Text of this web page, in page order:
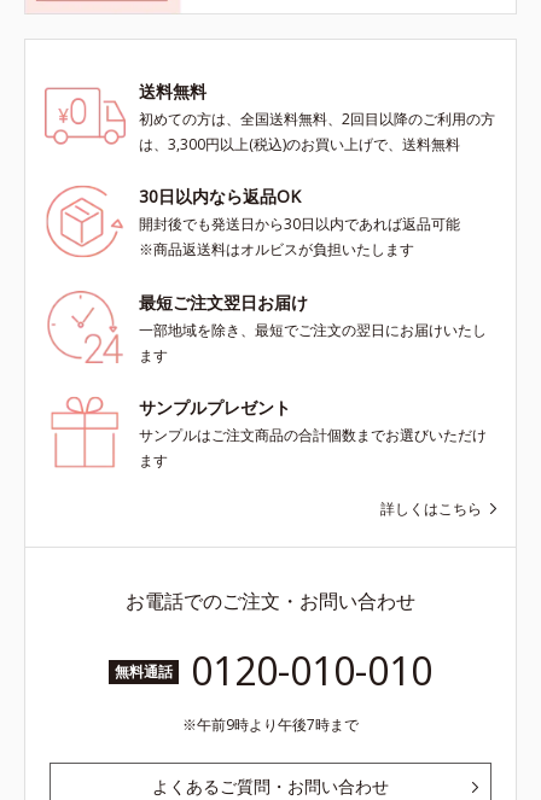
送料無料
初めての方は、全国送料無料、2回目以降のご利用の方
は、3,300円以上(税込)のお買い上げで、送料無料
30日以内なら返品OK
開封後でも発送日から30日以内であれば返品可能
※商品返送料はオルビスが負担いたします
最短ご注文翌日お届け
一部地域を除き、最短でご注文の翌日にお届けいたし
ます
サンプルプレゼント
サンプルはご注文商品の合計個数までお選びいただけ
ます
詳しくはこちら
お電話でのご注文・お問い合わせ
無料通話 0120-010-010
午前9時より午後7時まで
よくあるご質問・お問い合わせ